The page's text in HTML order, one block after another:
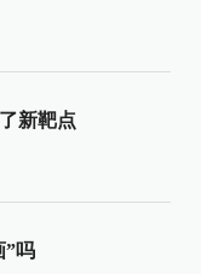
新靶点
”吗